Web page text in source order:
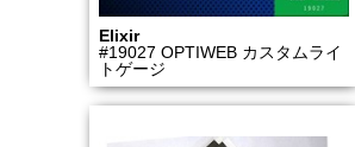
Elixir
#19027 OPTIWEB カスタムライ
トゲージ